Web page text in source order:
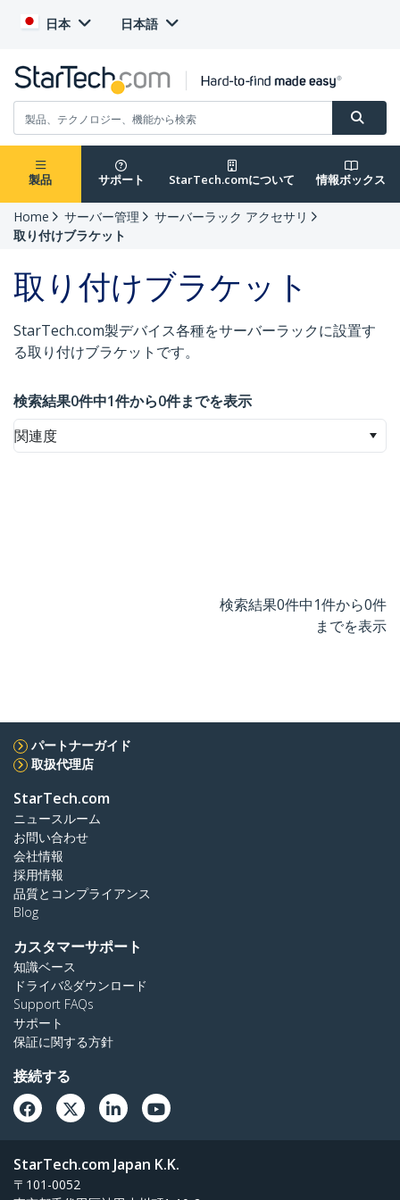
日本 日本語
製品 サポート StarTech.comについて 情報ボックス
Home サーバー管理
サーバーラック アクセサリ
取り付けブラケット
取り付けブラケット
StarTech.com製デバイス各種をサーバーラックに設置す
る取り付けブラケットです。
検索結果0件中1件から0件までを表示
関連度
検索結果0件中1件から0件
までを表示
パートナーガイド
取扱代理店
StarTech.com
ニュースルーム
お問い合わせ
会社情報
採用情報
品質とコンプライアンス
Blog
カスタマーサポート
知識ベース
ドライバ&ダウンロード
Support FAQs
サポート
保証に関する方針
接続する
StarTech.com Japan K.K.
〒101-0052